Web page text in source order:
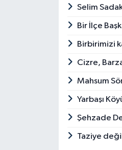
Selim
Bir İlçe
Birbirimizi
Cizre,
Mahsum
Yarbaşı
Şehzade
Taziye